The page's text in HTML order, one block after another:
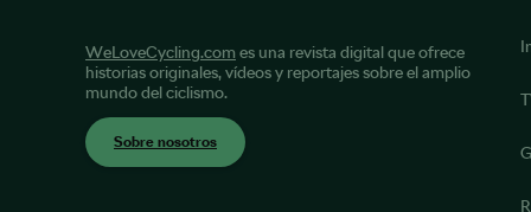
WeLoveCycling.com es una revista digital que ofrece
historias originales, vídeos y reportajes sobre el amplio
mundo del ciclismo.
Sobre nosotros